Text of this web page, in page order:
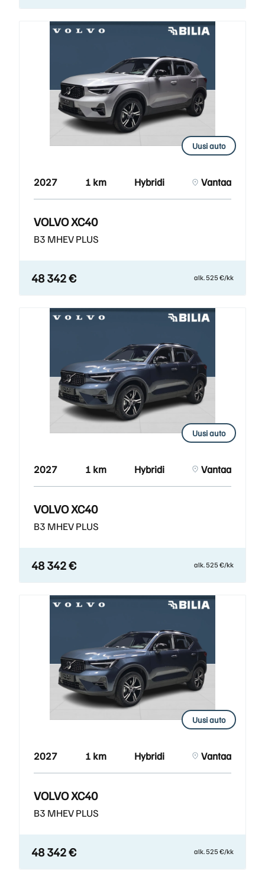
Uusi auto
2027 1 km Hybridi Vantaa
VOLVO XC40
B3 MHEV PLUS
48 342 € alk. 525 €/kk
Uusi auto
2027 1 km Hybridi Vantaa
VOLVO XC40
B3 MHEV PLUS
48 342 € alk. 525 €/kk
Uusi auto
2027 1 km Hybridi Vantaa
VOLVO XC40
B3 MHEV PLUS
48 342 € alk. 525 €/kk